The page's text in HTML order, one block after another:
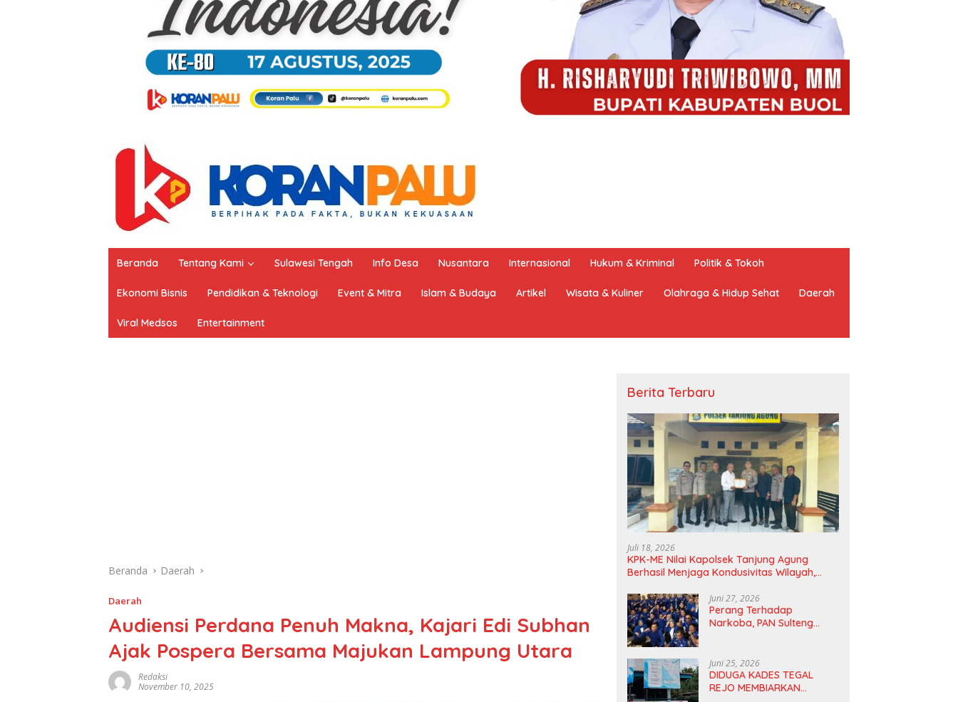
Beranda Tentang Kami Sulawesi Tengah Info Desa Nusantara Internasional Hukum & Kriminal Politik & Tokoh
Ekonomi Bisnis Pendidikan & Teknologi Event & Mitra Islam & Budaya Artikel Wisata & Kuliner Olahraga & Hidup Sehat Daerah
Viral Medsos Entertainment
Beranda Daerah
Daerah
Audiensi Perdana Penuh Makna, Kajari Edi Subhan
Ajak Pospera Bersama Majukan Lampung Utara
Redaksi
November 10, 2025
Berita Terbaru
Juli 18, 2026
KPK-ME Nilai Kapolsek Tanjung Agung
Berhasil Menjaga Kondusivitas Wilayah,
Langsung
Juni 27, 2026
Perang Terhadap
Narkoba, PAN Sulteng
DPD
Juni 25, 2026
DIDUGA KADES TEGAL
REJO MEMBIARKAN